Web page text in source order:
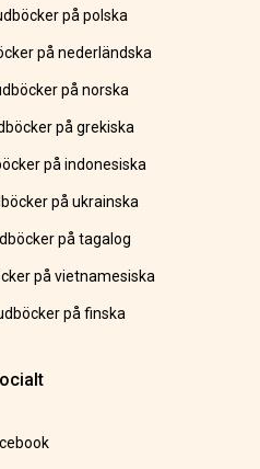
på polska
på nederländska
på norska
på grekiska
på indonesiska
på ukrainska
på tagalog
på vietnamesiska
på finska